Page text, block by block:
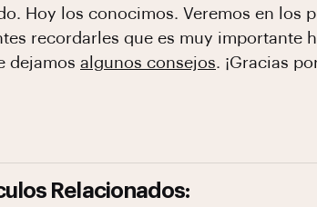
Hoy los conocimos. Veremos en los
recordarles que es muy importante
dejamos algunos consejos. ¡Gracias
Relacionados: